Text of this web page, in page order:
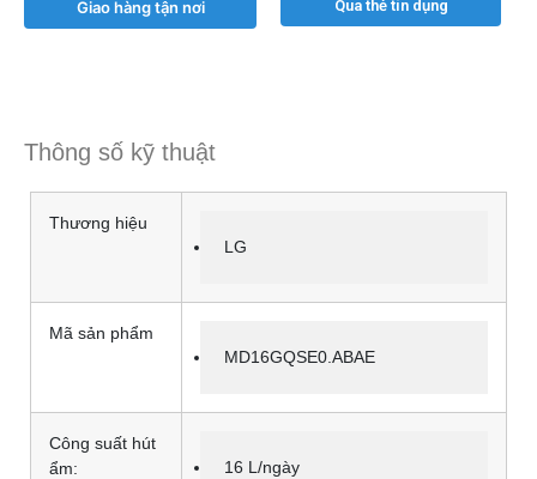
Giao hàng tận nơi Qua thẻ tín dụng
Thông số kỹ thuật
Thương hiệu
LG
Mã sản phẩm
MD16GQSE0.ABAE
Công suất hút
ẩm:
16 L/ngày